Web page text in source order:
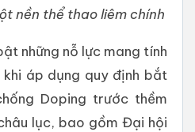
nền thể thao liêm chính
những nỗ lực mang tính
áp dụng quy định bắt
Doping trước thềm
lục, bao gồm Đại hội